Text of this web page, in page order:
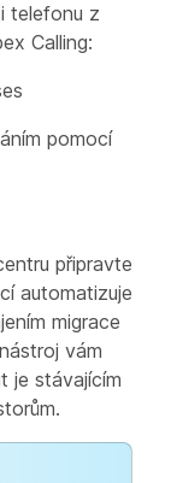
telefonu z
Calling:
pomocí
připravte
automatizuje
migrace
vám
je stávajícím